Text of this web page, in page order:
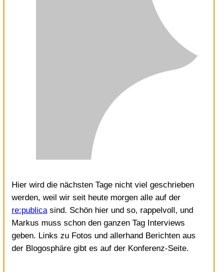
Hier wird die nächsten Tage nicht viel geschrieben
werden, weil wir seit heute morgen alle auf der
re:publica sind. Schön hier und so, rappelvoll, und
Markus muss schon den ganzen Tag Interviews
geben. Links zu Fotos und allerhand Berichten aus
der Blogosphäre gibt es auf der Konferenz-Seite.